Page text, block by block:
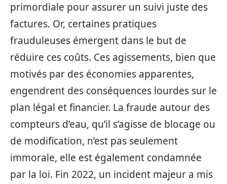
primordiale pour assurer un suivi juste des
factures. Or, certaines pratiques
frauduleuses émergent dans le but de
réduire ces coûts. Ces agissements, bien que
motivés par des économies apparentes,
engendrent des conséquences lourdes sur le
plan légal et financier. La fraude autour des
compteurs d’eau, qu’il s’agisse de blocage ou
de modification, n’est pas seulement
immorale, elle est également condamnée
par la loi. Fin 2022, un incident majeur a mis